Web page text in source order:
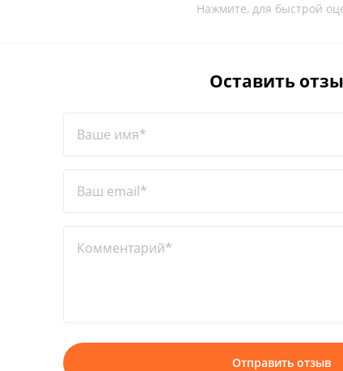
Нажмите, для быстрой
Оставить
Ваше имя*
Ваш email*
Комментарий*
Отправить отзыв